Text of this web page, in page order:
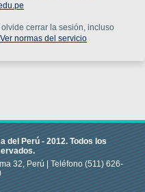
cerrar la sesión, incluso
Ver normas del servicio
del Perú -2012.Todos los
32, Perú |Teléfono(511) 626-